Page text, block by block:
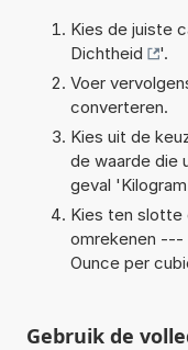
Kies de juiste
Dichtheid
'.
Voer
converteren.
Kies uit de
de waarde die
geval '
Kies ten slotte
omrekenen ---
Ounce per
Gebruik de